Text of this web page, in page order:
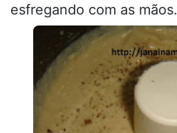
esfregando com as mãos.